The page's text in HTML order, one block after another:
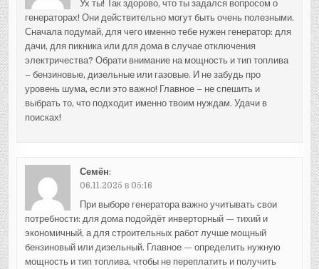
Ух ты! Так здорово, что ты задался вопросом о
генераторах! Они действительно могут быть очень полезными.
Сначала подумай, для чего именно тебе нужен генератор: для
дачи, для пикника или для дома в случае отключения
электричества? Обрати внимание на мощность и тип топлива
– бензиновые, дизельные или газовые. И не забудь про
уровень шума, если это важно! Главное – не спешить и
выбрать то, что подходит именно твоим нуждам. Удачи в
поисках!
Семён:
06.11.2025 в 05:16
При выборе генератора важно учитывать свои
потребности: для дома подойдёт инверторный — тихий и
экономичный, а для строительных работ лучше мощный
бензиновый или дизельный. Главное — определить нужную
мощность и тип топлива, чтобы не переплатить и получить